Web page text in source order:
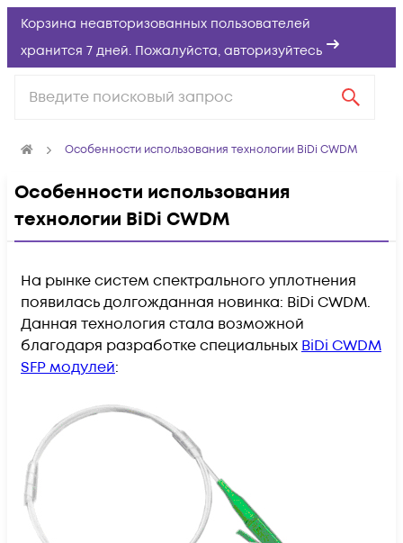
Корзина неавторизованных пользователей
хранится 7 дней. Пожалуйста, авторизуйтесь
Особенности использования технологии BiDi CWDM
Особенности использования
технологии BiDi CWDM
На рынке систем спектрального уплотнения
появилась долгожданная новинка: BiDi CWDM.
Данная технология стала возможной
благодаря разработке специальных BiDi CWDM
SFP модулей: